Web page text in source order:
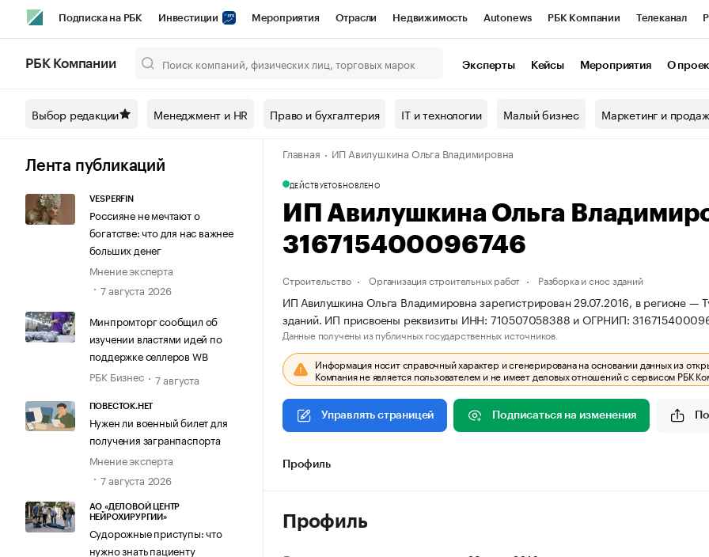
Подписка на РБК Инвестиции Мероприятия Отрасли Недвижимость Autonews РБК Компании Телеканал
Спецпроекты СПб Конференции СПб Спецпроекты Проверка контрагентов
Технологии и медиа Рынок наличной валюты
РБК Компании Эксперты Кейсы Мероприятия О
Выбор редакции Менеджмент и HR Право и бухгалтерия IT и технологии Малый бизнес Маркетинг и
Лента публикаций
VESPERFIN
Россияне не мечтают о
богатстве: что для нас важнее
больших денег
Мнение эксперта
7 августа 2026
Минпромторг сообщил об
изучении властями идей по
поддержке селлеров WB
РБК Бизнес
7 августа
ПОВЕСТОК.НЕТ
Нужен ли военный билет для
получения загранпаспорта
Мнение эксперта
7 августа 2026
АО «ДЕЛОВОЙ ЦЕНТР
НЕЙРОХИРУРГИИ»
Судорожные приступы: что
нужно знать пациенту
Главная ИП Авилушкина Ольга Владимировна
ДЕЙСТВУЕТОБНОВЛЕНО
ИП Авилушкина Ольга
316715400096746
Строительство Организация строительных работ Разборка и снос зданий
ИП Авилушкина Ольга Владимировна зарегистрирован 29.07.2016, в регионе —
зданий. ИП присвоены реквизиты ИНН: 710507058388 и ОГРНИП:
Данные получены из публичных государственных источников.
Информация носит справочный характер и сгенерирована на основании данных из
Компания не является пользователем и не имеет деловых отношений с сервисом РБК
Управлять страницей Подписаться на изменения
Профиль
Профиль